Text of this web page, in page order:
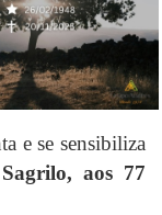
e se sensibiliza
aos 77